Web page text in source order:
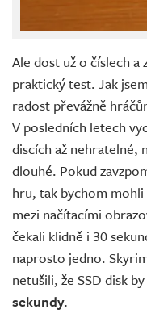
Ale dost už o číslech
praktický test. Jak
radost převážně
V posledních letech
discích až nehratelné,
dlouhé. Pokud
hru, tak bychom
mezi načítacími
čekali klidně i 30
naprosto jedno.
netušili, že SSD disk
sekundy.